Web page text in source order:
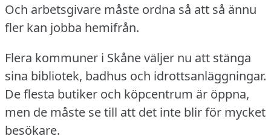
Och arbetsgivare måste ordna så att så ännu
fler kan jobba hemifrån.
Flera kommuner i Skåne väljer nu att stänga
sina bibliotek, badhus och idrottsanläggningar.
De flesta butiker och köpcentrum är öppna,
men de måste se till att det inte blir för mycket
besökare.